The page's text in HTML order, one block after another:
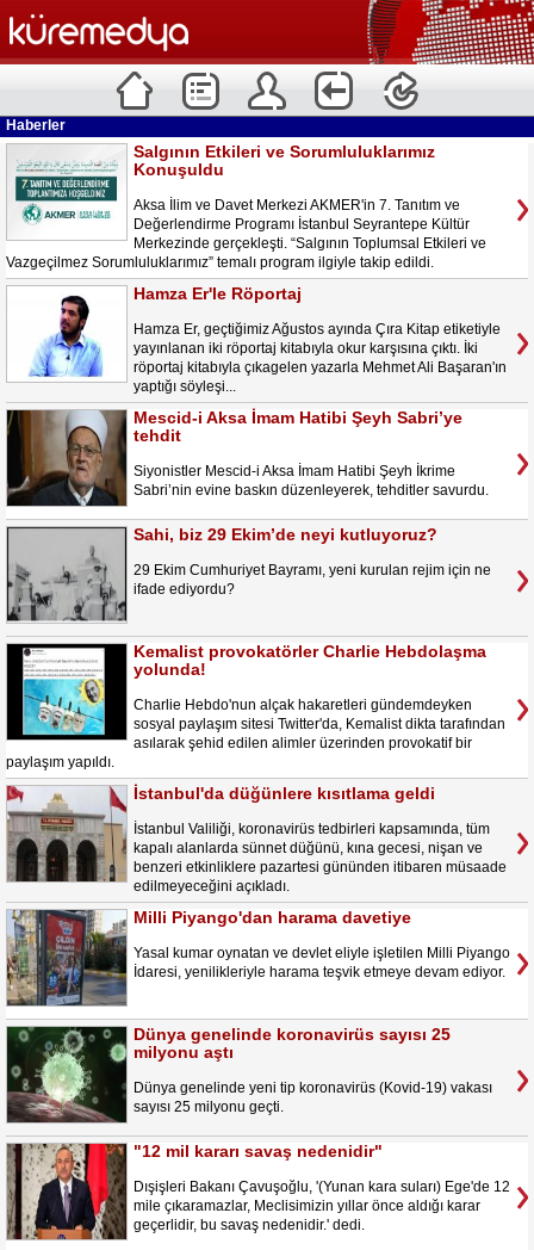
Haberler
Salgının Etkileri ve Sorumluluklarımız
Konuşuldu
Aksa İlim ve Davet Merkezi AKMER'in 7. Tanıtım ve
Değerlendirme Programı İstanbul Seyrantepe Kültür
Merkezinde gerçekleşti. “Salgının Toplumsal Etkileri ve
Vazgeçilmez Sorumluluklarımız” temalı program ilgiyle takip edildi.
Hamza Er'le Röportaj
Hamza Er, geçtiğimiz Ağustos ayında Çıra Kitap etiketiyle
yayınlanan iki röportaj kitabıyla okur karşısına çıktı. İki
röportaj kitabıyla çıkagelen yazarla Mehmet Ali Başaran'ın
yaptığı söyleşi...
Mescid-i Aksa İmam Hatibi Şeyh Sabri’ye
tehdit
Siyonistler Mescid-i Aksa İmam Hatibi Şeyh İkrime
Sabri’nin evine baskın düzenleyerek, tehditler savurdu.
Sahi, biz 29 Ekim’de neyi kutluyoruz?
29 Ekim Cumhuriyet Bayramı, yeni kurulan rejim için ne
ifade ediyordu?
Kemalist provokatörler Charlie Hebdolaşma
yolunda!
Charlie Hebdo'nun alçak hakaretleri gündemdeyken
sosyal paylaşım sitesi Twitter'da, Kemalist dikta tarafından
asılarak şehid edilen alimler üzerinden provokatif bir
paylaşım yapıldı.
İstanbul'da düğünlere kısıtlama geldi
İstanbul Valiliği, koronavirüs tedbirleri kapsamında, tüm
kapalı alanlarda sünnet düğünü, kına gecesi, nişan ve
benzeri etkinliklere pazartesi gününden itibaren müsaade
edilmeyeceğini açıkladı.
Milli Piyango'dan harama davetiye
Yasal kumar oynatan ve devlet eliyle işletilen Milli Piyango
İdaresi, yenilikleriyle harama teşvik etmeye devam ediyor.
Dünya genelinde koronavirüs sayısı 25
milyonu aştı
Dünya genelinde yeni tip koronavirüs (Kovid-19) vakası
sayısı 25 milyonu geçti.
"12 mil kararı savaş nedenidir"
Dışişleri Bakanı Çavuşoğlu, '(Yunan kara suları) Ege'de 12
mile çıkaramazlar, Meclisimizin yıllar önce aldığı karar
geçerlidir, bu savaş nedenidir.' dedi.